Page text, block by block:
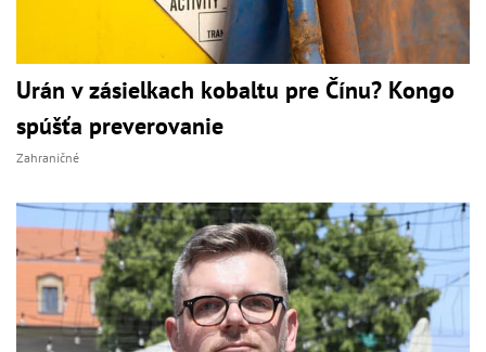
Urán v zásielkach kobaltu pre Čínu? Kongo
spúšťa preverovanie
Zahraničné